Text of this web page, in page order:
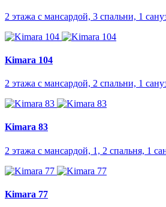
2 этажа с мансардой, 3 спальни, 1
Kimara 104
2 этажа с мансардой, 2 спальни, 1
Kimara 83
2 этажа с мансардой, 1, 2 спальня, 1
Kimara 77